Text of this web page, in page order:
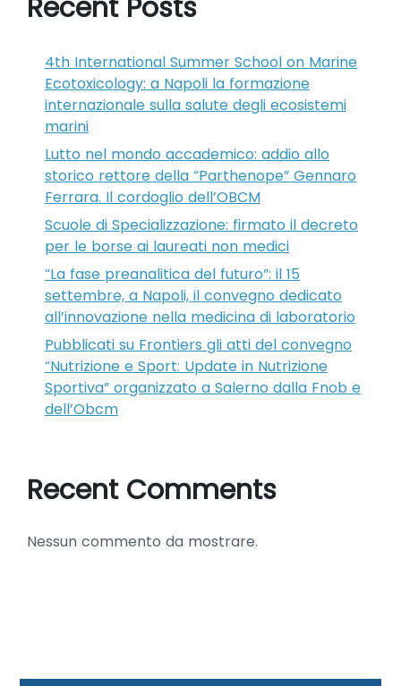
Recent Posts
4th International Summer School on Marine
Ecotoxicology: a Napoli la formazione
internazionale sulla salute degli ecosistemi
marini
Lutto nel mondo accademico: addio allo
storico rettore della “Parthenope” Gennaro
Ferrara. Il cordoglio dell’OBCM
Scuole di Specializzazione: firmato il decreto
per le borse ai laureati non medici
“La fase preanalitica del futuro”: il 15
settembre, a Napoli, il convegno dedicato
all’innovazione nella medicina di laboratorio
Pubblicati su Frontiers gli atti del convegno
“Nutrizione e Sport: Update in Nutrizione
Sportiva” organizzato a Salerno dalla Fnob e
dell’Obcm
Recent Comments
Nessun commento da mostrare.